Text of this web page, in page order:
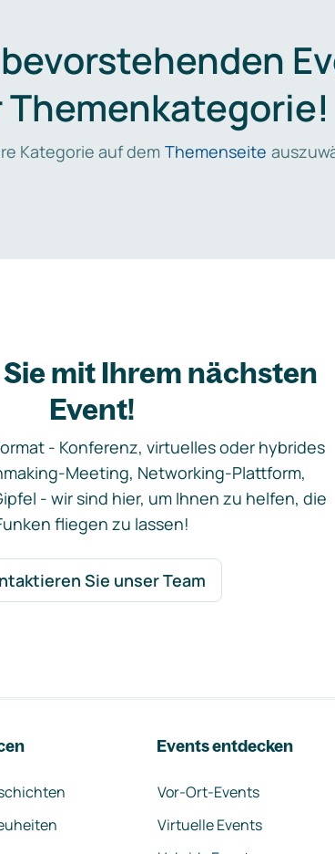
Themenkategorie!
Kategorie auf dem Themenseite
mit Ihrem nächsten
Event!
- Konferenz, virtuelles oder hybrides
Meeting, Networking-Plattform,
- wir sind hier, um Ihnen zu helfen, die
fliegen zu lassen!
Sie unser Team
Events entdecken
Vor-Ort-Events
Virtuelle Events